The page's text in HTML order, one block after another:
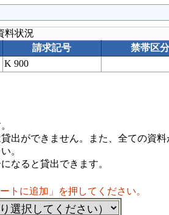
料状況
請求記号 禁帯区
K 900
出ができません。また、全ての資
。
なると貸出できます。
トに追加」を押してください。